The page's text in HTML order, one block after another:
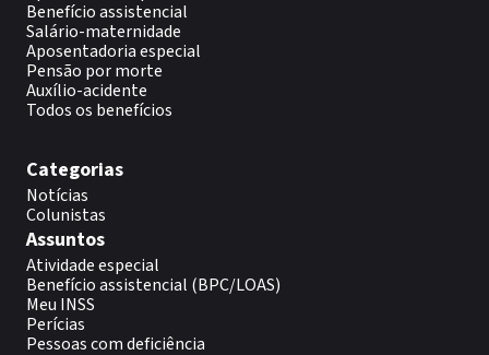
Benefício assistencial
Salário-maternidade
Aposentadoria especial
Pensão por morte
Auxílio-acidente
Todos os benefícios
Categorias
Notícias
Colunistas
Assuntos
Atividade especial
Benefício assistencial (BPC/LOAS)
Meu INSS
Perícias
Pessoas com deficiência